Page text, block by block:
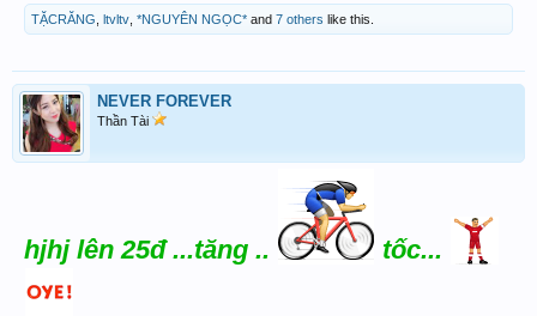
TẶCRĂNG ltvltv *NGUYÊN NGỌC* and 7 others like this.
NEVER FOREVER
Thần Tài
hjhj lên 25đ ...tăng .. tốc...